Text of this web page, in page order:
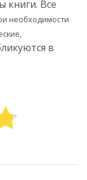
книги. Все
необходимости
в